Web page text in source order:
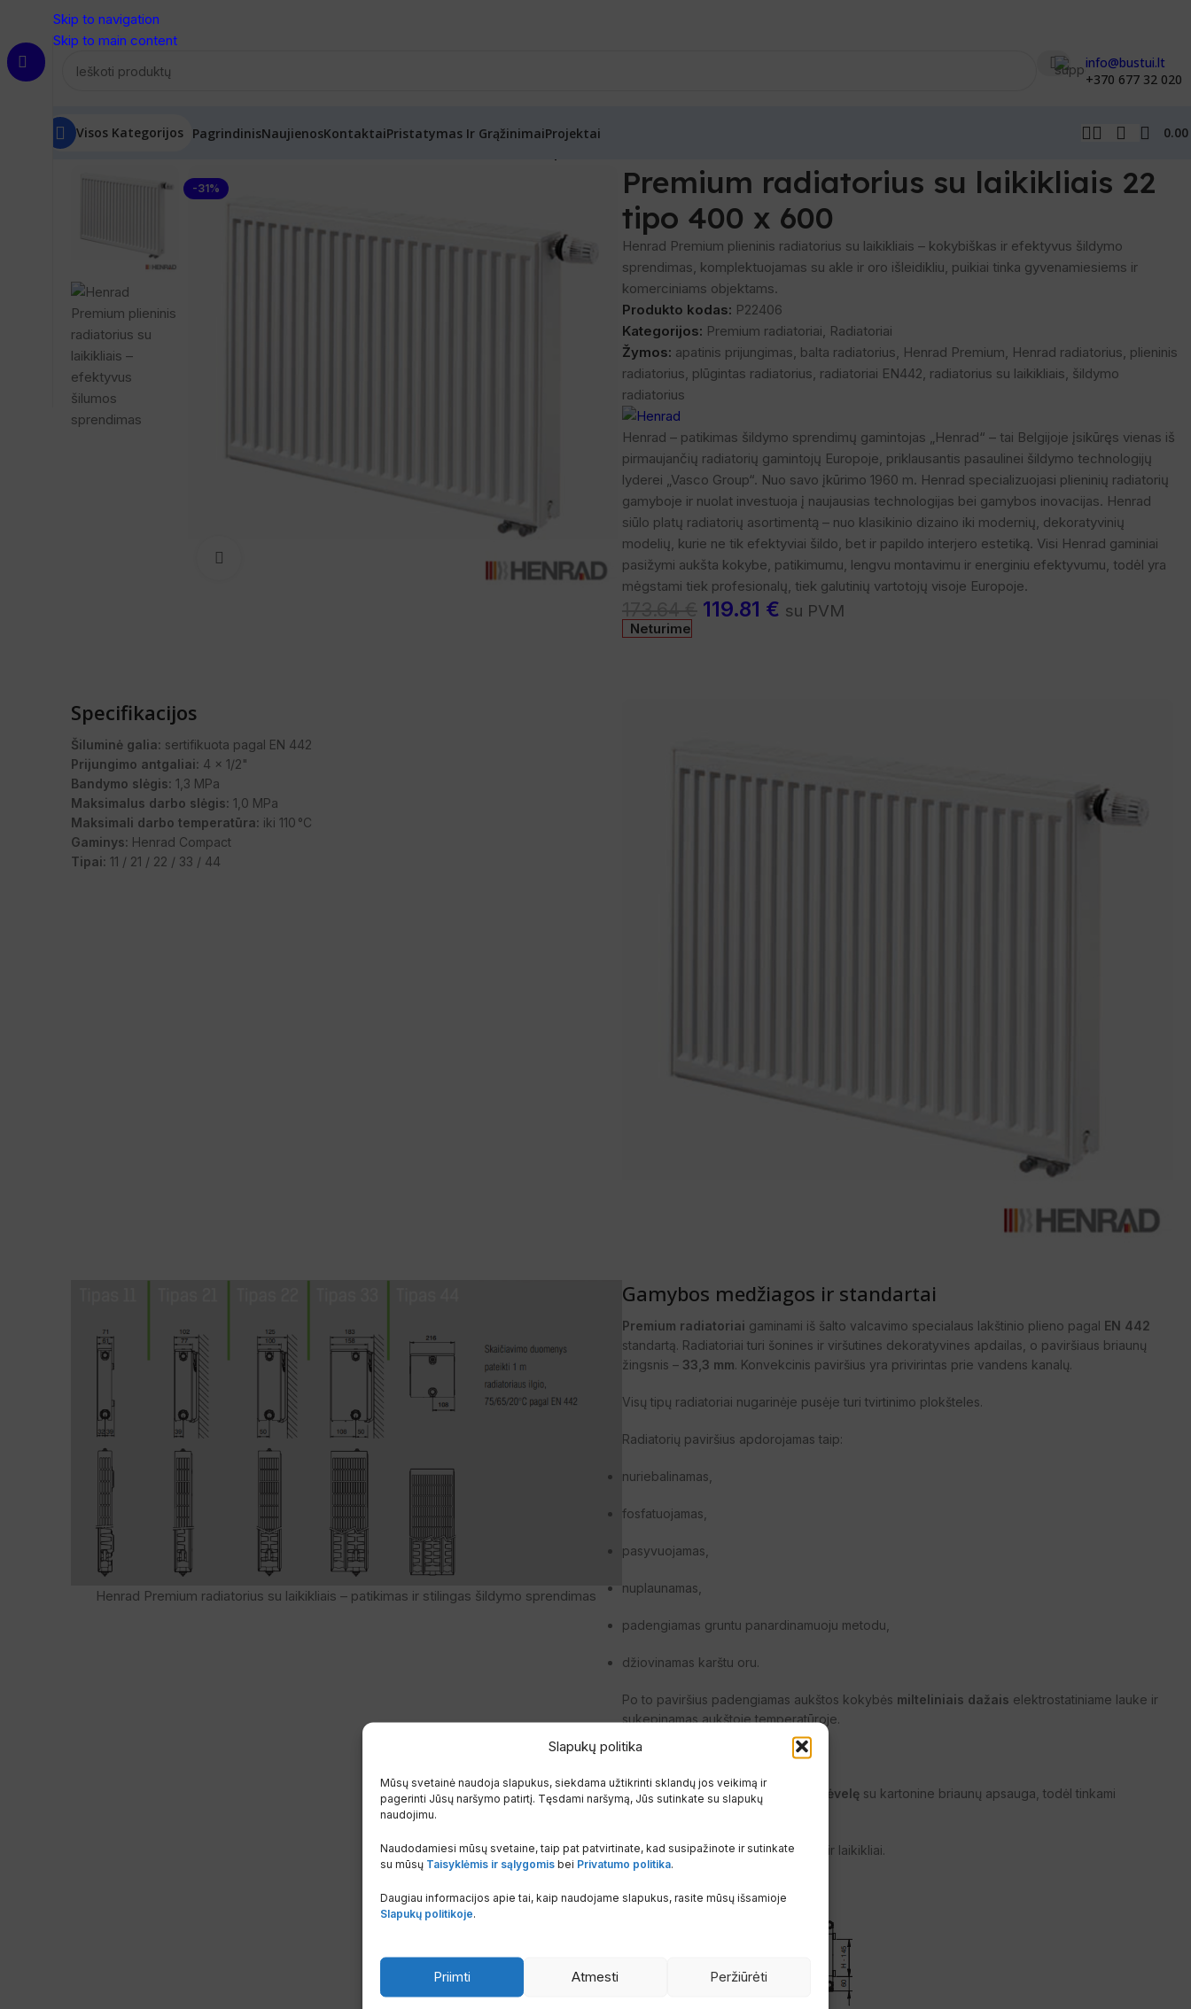
Slapukų politika
Mūsų svetainė naudoja slapukus, siekdama užtikrinti sklandų jos veikimą ir
pagerinti Jūsų naršymo patirtį. Tęsdami naršymą, Jūs sutinkate su slapukų
naudojimu.
Naudodamiesi mūsų svetaine, taip pat patvirtinate, kad susipažinote ir sutinkate
su mūsų Taisyklėmis ir sąlygomis bei Privatumo politika.
Daugiau informacijos apie tai, kaip naudojame slapukus, rasite mūsų išsamioje
Slapukų politikoje.
Priimti Atmesti Peržiūrėti
Skip to navigation
Skip to main content
info@bustui.lt
+370 677 32 020
Visos Kategorijos PagrindinisNaujienosKontaktaiPristatymas Ir GrąžinimaiProjektai
0.00
Pradžia
-31%
Premium radiatorius su laikikliais 22
tipo 400 x 600
Henrad Premium plieninis radiatorius su laikikliais – kokybiškas ir efektyvus šildymo
sprendimas, komplektuojamas su akle ir oro išleidikliu, puikiai tinka gyvenamiesiems ir
komerciniams objektams.
Produkto kodas: P22406
Kategorijos: Premium radiatoriai Radiatoriai
Žymos: apatinis prijungimas balta radiatorius Henrad Premium Henrad radiatorius plieninis
radiatorius plūgintas radiatorius radiatoriai EN442 radiatorius su laikikliais šildymo
radiatorius
Henrad – patikimas šildymo sprendimų gamintojas „Henrad“ – tai Belgijoje įsikūręs vienas iš
pirmaujančių radiatorių gamintojų Europoje, priklausantis pasaulinei šildymo technologijų
lyderei „Vasco Group“. Nuo savo įkūrimo 1960 m. Henrad specializuojasi plieninių radiatorių
gamyboje ir nuolat investuoja į naujausias technologijas bei gamybos inovacijas. Henrad
siūlo platų radiatorių asortimentą – nuo klasikinio dizaino iki modernių, dekoratyvinių
modelių, kurie ne tik efektyviai šildo, bet ir papildo interjero estetiką. Visi Henrad gaminiai
pasižymi aukšta kokybe, patikimumu, lengvu montavimu ir energiniu efektyvumu, todėl yra
mėgstami tiek profesionalų, tiek galutinių vartotojų visoje Europoje.
119.81 € su PVM
Neturime
Specifikacijos
Šiluminė galia: sertifikuota pagal EN 442
Prijungimo antgaliai: 4 x 1/2"
Bandymo slėgis: 1,3 MPa
Maksimalus darbo slėgis: 1,0 MPa
Maksimali darbo temperatūra: iki 110 °C
Gaminys: Henrad Compact
Tipai: 11 / 21 / 22 / 33 / 44
Henrad Premium radiatorius su laikikliais – patikimas ir stilingas šildymo sprendimas
Gamybos medžiagos ir standartai
Premium radiatoriai gaminami iš šalto valcavimo specialaus lakštinio plieno pagal EN 442
standartą. Radiatoriai turi šonines ir viršutines dekoratyvines apdailas, o paviršiaus briaunų
žingsnis – 33,3 mm. Konvekcinis paviršius yra privirintas prie vandens kanalų.
Visų tipų radiatoriai nugarinėje pusėje turi tvirtinimo plokšteles.
Radiatorių paviršius apdorojamas taip:
nuriebalinamas,
fosfatuojamas,
pasyvuojamas,
nuplaunamas,
padengiamas gruntu panardinamuoju metodu,
džiovinamas karštu oru.
Po to paviršius padengiamas aukštos kokybės milteliniais dažais elektrostatiniame lauke ir
sukepinamas aukštoje temperatūroje.
Spalva:
Radiatoriai supakuoti į storą PVC plėvelęsu kartonine briaunų apsauga, todėl tinkami
Komplektacija:aklė, oro išleidiklis ir laikikliai.